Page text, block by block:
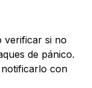
verificar si no
de pánico.
notificarlo con